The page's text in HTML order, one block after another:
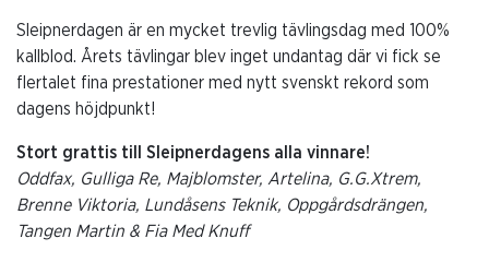
Sleipnerdagen är en mycket trevlig tävlingsdag med 100%
kallblod. Årets tävlingar blev inget undantag där vi fick se
flertalet fina prestationer med nytt svenskt rekord som
dagens höjdpunkt!
Stort grattis till Sleipnerdagens alla vinnare!
Oddfax, Gulliga Re, Majblomster, Artelina, G.G.Xtrem,
Brenne Viktoria, Lundåsens Teknik, Oppgårdsdrängen,
Tangen Martin & Fia Med Knuff